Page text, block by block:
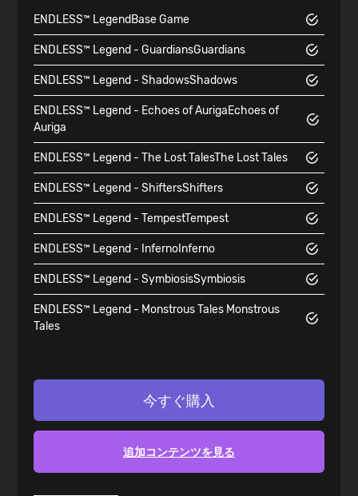
ENDLESS™ Legend Base Game
ENDLESS™ Legend - GuardiansGuardians
ENDLESS™ Legend - ShadowsShadows
ENDLESS™ Legend - Echoes of AurigaEchoes of
Auriga
ENDLESS™ Legend - The Lost TalesThe Lost Tales
ENDLESS™ Legend - ShiftersShifters
ENDLESS™ Legend - TempestTempest
ENDLESS™ Legend - Inferno Inferno
ENDLESS™ Legend - SymbiosisSymbiosis
ENDLESS™ Legend - Monstrous Tales Monstrous
Tales
今すぐ購入
追加コンテンツを見る